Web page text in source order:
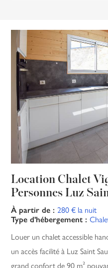
Location Chalet
Personnes Luz
À partir de :280 € la nuit
Type d'hébergement :
Louer un chalet accessible
un accès facilité à Luz Saint
grand confort de 90 m²